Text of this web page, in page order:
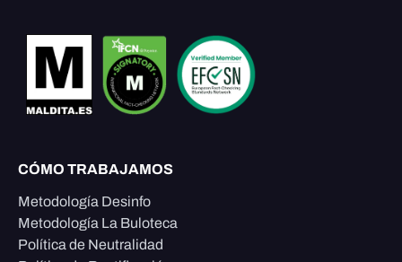
CÓMO TRABAJAMOS
Metodología Desinfo
Metodología La Buloteca
Política de Neutralidad